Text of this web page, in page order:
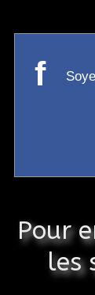
f
Pour
les